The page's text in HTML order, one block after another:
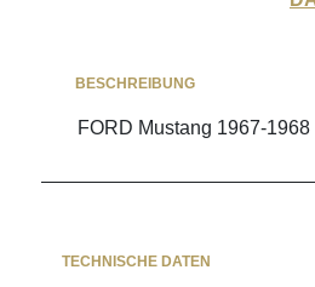
BESCHREIBUNG
FORD Mustang 1967-1968
TECHNISCHE DATEN